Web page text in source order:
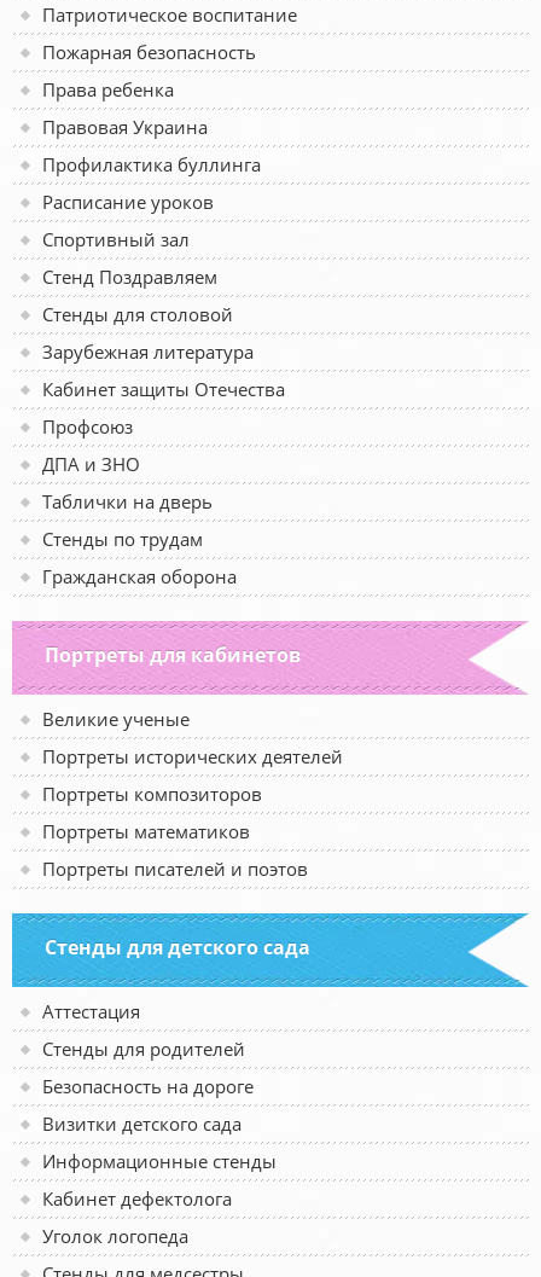
Патриотическое воспитание
Пожарная безопасность
Права ребенка
Правовая Украина
Профилактика буллинга
Расписание уроков
Спортивный зал
Стенд Поздравляем
Стенды для столовой
Зарубежная литература
Кабинет защиты Отечества
Профсоюз
ДПА и ЗНО
Таблички на дверь
Стенды по трудам
Гражданская оборона
Портреты для кабинетов
Великие ученые
Портреты исторических деятелей
Портреты композиторов
Портреты математиков
Портреты писателей и поэтов
Стенды для детского сада
Аттестация
Стенды для родителей
Безопасность на дороге
Визитки детского сада
Информационные стенды
Кабинет дефектолога
Уголок логопеда